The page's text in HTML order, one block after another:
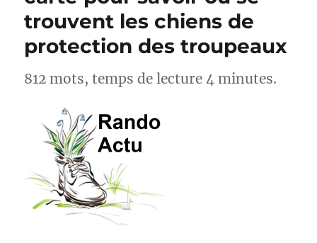
trouvent les chiens de
protection des troupeaux
812 mots, temps de lecture 4 minutes.